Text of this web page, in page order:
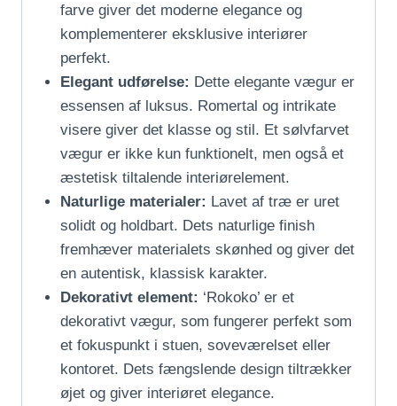
farve giver det moderne elegance og
komplementerer eksklusive interiører
perfekt.
Elegant udførelse: Dette elegante vægur er
essensen af luksus. Romertal og intrikate
visere giver det klasse og stil. Et sølvfarvet
vægur er ikke kun funktionelt, men også et
æstetisk tiltalende interiørelement.
Naturlige materialer: Lavet af træ er uret
solidt og holdbart. Dets naturlige finish
fremhæver materialets skønhed og giver det
en autentisk, klassisk karakter.
Dekorativt element: ‘Rokoko’ er et
dekorativt vægur, som fungerer perfekt som
et fokuspunkt i stuen, soveværelset eller
kontoret. Dets fængslende design tiltrækker
øjet og giver interiøret elegance.